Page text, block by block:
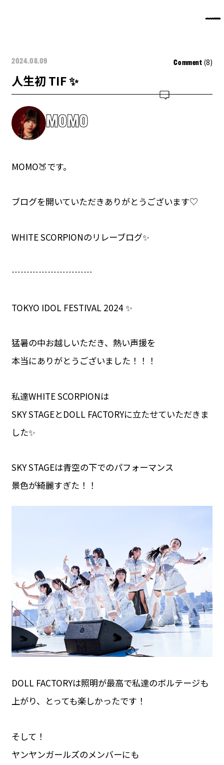
2024.08.09 Comment (8)
人生初 TIF ✨️
MOMO
MOMO🍑です。
ブログを開いていただきありがとうございます♡
WHITE SCORPIONのリレーブログ✨️
………………………
TOKYO IDOL FESTIVAL 2024 ✨️
猛暑の中お越しいただき、熱い声援を
本当にありがとうございました！！！
私達WHITE SCORPIONは
SKY STAGEとDOLL FACTORYに立たせていただきま
した✨
SKY STAGEは青空の下でのパフォーマンス
景色が綺麗すぎた！！
DOLL FACTORYは照明が最高で私達のボルテージも
上がり、とっても楽しかったです！
そして！
ヤンヤンガールズのメンバーにも